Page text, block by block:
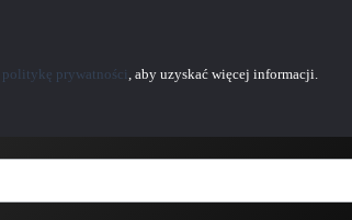
politykę prywatności, aby uzyskać więcej informacji.